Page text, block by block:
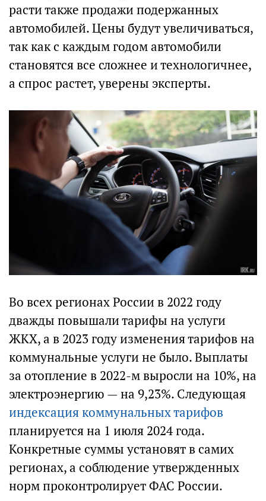
расти также продажи подержанных
автомобилей. Цены будут увеличиваться,
так как с каждым годом автомобили
становятся все сложнее и технологичнее,
а спрос растет, уверены эксперты.
Во всех регионах России в 2022 году
дважды повышали тарифы на услуги
ЖКХ, а в 2023 году изменения тарифов на
коммунальные услуги не было. Выплаты
за отопление в 2022-м выросли на 10%, на
электроэнергию — на 9,23%. Следующая
индексация коммунальных тарифов
планируется на 1 июля 2024 года.
Конкретные суммы установят в самих
регионах, а соблюдение утвержденных
норм проконтролирует ФАС России.